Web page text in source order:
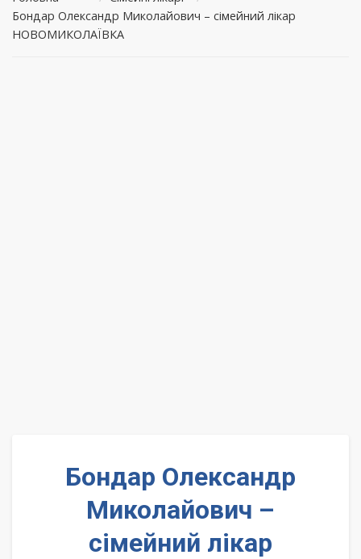
Бондар Олександр Миколайович – сімейний лікар
НОВОМИКОЛАЇВКА
Бондар Олександр
Миколайович –
сімейний лікар